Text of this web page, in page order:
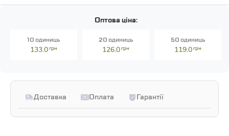
Оптова ціна:
10 одиниць
133.0грн
20 одиниць
126.0грн
50 одиниць
119.0грн
Доставка Оплата Гарантії